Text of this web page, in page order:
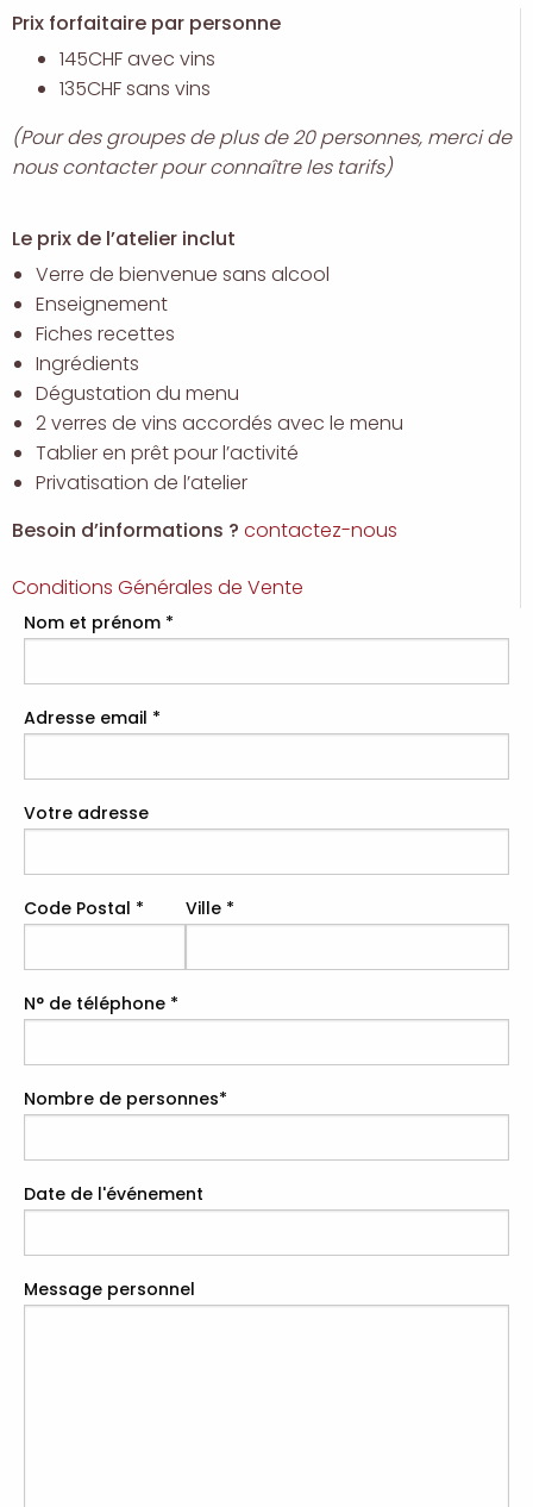
Prix forfaitaire par personne
145CHF avec vins
135CHF sans vins
(Pour des groupes de plus de 20 personnes, merci de
nous contacter pour connaître les tarifs)
Le prix de l’atelier inclut
Verre de bienvenue sans alcool
Enseignement
Fiches recettes
Ingrédients
Dégustation du menu
2 verres de vins accordés avec le menu
Tablier en prêt pour l’activité
Privatisation de l’atelier
Besoin d’informations ? contactez-nous
Conditions Générales de Vente
Nom et prénom *
Adresse email *
Votre adresse
Code Postal * Ville *
N° de téléphone *
Nombre de personnes*
Date de l'événement
Message personnel